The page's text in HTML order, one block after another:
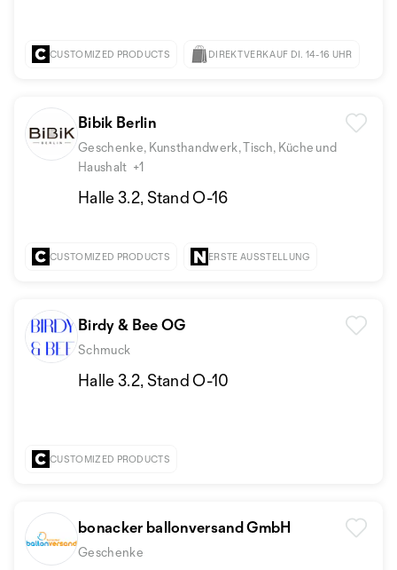
CUSTOMIZED PRODUCTS DIREKTVERKAUF DI. 14-16 UHR
Bibik Berlin
Geschenke, Kunsthandwerk, Tisch, Küche und
Haushalt +1
Halle 3.2, Stand O-16
CUSTOMIZED PRODUCTS ERSTE AUSSTELLUNG
Birdy & Bee OG
Schmuck
Halle 3.2, Stand O-10
CUSTOMIZED PRODUCTS
bonacker ballonversand GmbH
Geschenke